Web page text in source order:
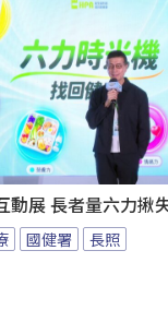
動展 長者量六力揪
國健署 長照